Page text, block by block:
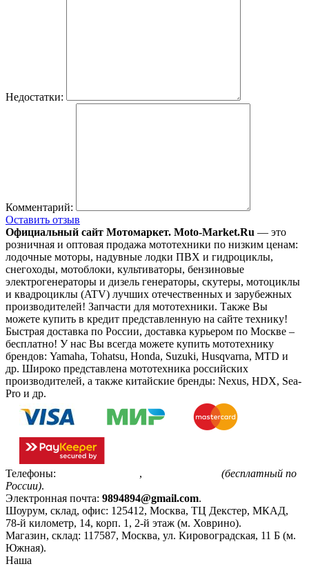
Недостатки:
Комментарий:
Оставить отзыв
Официальный сайт Мотомаркет. Moto-Market.Ru — это
розничная и оптовая продажа мототехники по низким ценам:
лодочные моторы, надувные лодки ПВХ и гидроциклы,
снегоходы, мотоблоки, культиваторы, бензиновые
электрогенераторы и дизель генераторы, скутеры, мотоциклы
и квадроциклы (ATV) лучших отечественных и зарубежных
производителей! Запчасти для мототехники. Также Вы
можете купить в кредит представленную на сайте технику!
Быстрая доставка по России, доставка курьером по Москве –
бесплатно! У нас Вы всегда можете купить мототехнику
брендов: Yamaha, Tohatsu, Honda, Suzuki, Husqvarna, MTD и
др. Широко представлена мототехника российских
производителей, а также китайские бренды: Nexus, HDX, Sea-
Pro и др.
Телефоны: ,
(бесплатный по
России).
Электронная почта: 9894894@gmail.com.
Шоурум, склад, офис: 125412, Москва, ТЦ Декстер, МКАД,
78-й километр, 14, корп. 1, 2-й этаж (м. Ховрино).
Магазин, склад: 117587, Москва, ул. Кировоградская, 11 Б (м.
Южная).
Наша